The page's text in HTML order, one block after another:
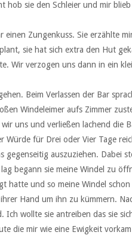
hob sie den Schleier und mir
Zungenkuss. Sie erzählte
sie hat sich extra den Hut
Wir verzogen uns dann in ein
Beim Verlassen der Bar
Windeleimer aufs Zimmer
uns und verließen lachend die
Würde für Drei oder Vier Tage
auszuziehen. Dabei
begann sie meine Windel zu
hatte und so meine Windel
Hand um ihn zu kümmern.
wollte sie antreiben das sie
die mir wie eine Ewigkeit